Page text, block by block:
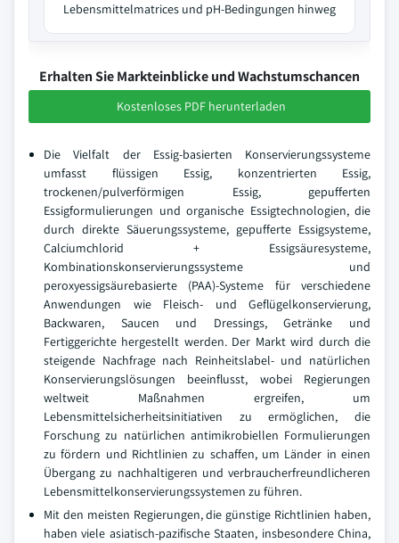
Lebensmittelmatrices und pH-Bedingungen hinweg
Erhalten Sie Markteinblicke und Wachstumschancen
Kostenloses PDF herunterladen
Die Vielfalt der Essig-basierten Konservierungssysteme
umfasst flüssigen Essig, konzentrierten Essig,
trockenen/pulverförmigen Essig, gepufferten
Essigformulierungen und organische Essigtechnologien, die
durch direkte Säuerungssysteme, gepufferte Essigsysteme,
Calciumchlorid + Essigsäuresysteme,
Kombinationskonservierungssysteme und
peroxyessigsäurebasierte (PAA)-Systeme für verschiedene
Anwendungen wie Fleisch- und Geflügelkonservierung,
Backwaren, Saucen und Dressings, Getränke und
Fertiggerichte hergestellt werden. Der Markt wird durch die
steigende Nachfrage nach Reinheitslabel- und natürlichen
Konservierungslösungen beeinflusst, wobei Regierungen
weltweit Maßnahmen ergreifen, um
Lebensmittelsicherheitsinitiativen zu ermöglichen, die
Forschung zu natürlichen antimikrobiellen Formulierungen
zu fördern und Richtlinien zu schaffen, um Länder in einen
Übergang zu nachhaltigeren und verbraucherfreundlicheren
Lebensmittelkonservierungssystemen zu führen.
Mit den meisten Regierungen, die günstige Richtlinien haben,
haben viele asiatisch-pazifische Staaten, insbesondere China,